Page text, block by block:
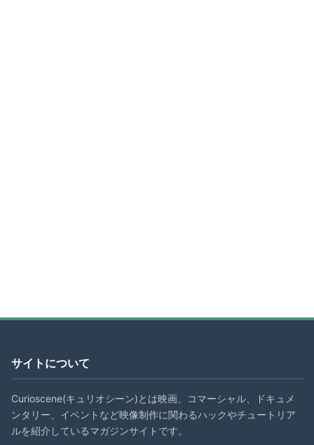
サイトについて
Curioscene(キュリオシーン)とは映画、コマーシャル、ドキュメ
ンタリー、イベントなど映像制作に関わるハックやチュートリア
ルを紹介しているマガジンサイトです。